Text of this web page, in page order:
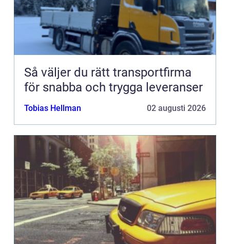
Så väljer du rätt transportfirma
för snabba och trygga leveranser
Tobias Hellman 02 augusti 2026